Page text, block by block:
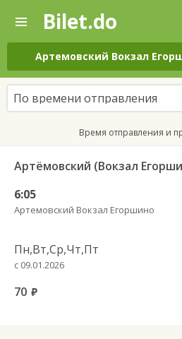
—
Поиск
и
покупка
билетов
на
автобус
онлайн
Bilet.do
Артемовский Вокзал
По времени отправления
Время отправления и
6:05
Артемовский Вокзал Егоршино
Пн,Вт,Ср,Чт,Пт
с 09.01.2026
70 руб.